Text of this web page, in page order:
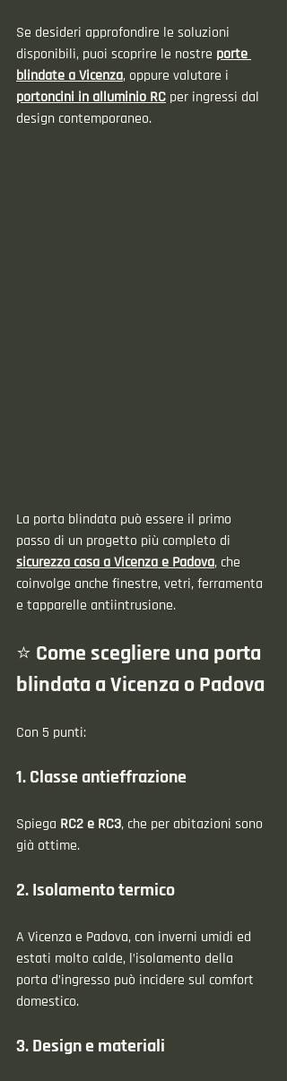
Se desideri approfondire le soluzioni
disponibili, puoi scoprire le nostre porte
blindate a Vicenza, oppure valutare i
portoncini in alluminio RC per ingressi dal
design contemporaneo.
La porta blindata può essere il primo
passo di un progetto più completo di
sicurezza casa a Vicenza e Padova, che
coinvolge anche finestre, vetri, ferramenta
e tapparelle antiintrusione.
⭐ Come scegliere una porta
blindata a Vicenza o Padova
Con 5 punti:
1. Classe antieffrazione
Spiega RC2 e RC3, che per abitazioni sono
già ottime.
2. Isolamento termico
A Vicenza e Padova, con inverni umidi ed
estati molto calde, l’isolamento della
porta d’ingresso può incidere sul comfort
domestico.
3. Design e materiali